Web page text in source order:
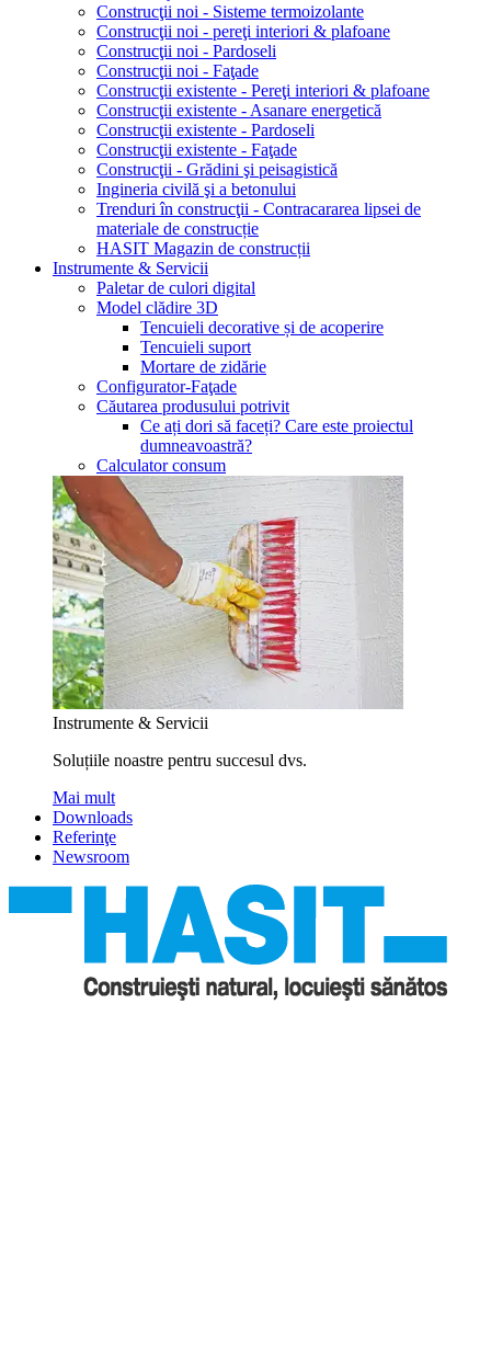
Construcţii noi - Sisteme termoizolante
Construcţii noi - pereţi interiori & plafoane
Construcţii noi - Pardoseli
Construcţii noi - Faţade
Construcţii existente - Pereţi interiori & plafoane
Construcţii existente - Asanare energetică
Construcţii existente - Pardoseli
Construcţii existente - Faţade
Construcţii - Grădini şi peisagistică
Ingineria civilă şi a betonului
Trenduri în construcţii - Contracararea lipsei de
materiale de construcție
HASIT Magazin de construcții
Instrumente & Servicii
Paletar de culori digital
Model clădire 3D
Tencuieli decorative și de acoperire
Tencuieli suport
Mortare de zidărie
Configurator-Faţade
Căutarea produsului potrivit
Ce ați dori să faceți? Care este proiectul
dumneavoastră?
Calculator consum
Instrumente & Servicii
Soluțiile noastre pentru succesul dvs.
Mai mult
Downloads
Referinţe
Newsroom